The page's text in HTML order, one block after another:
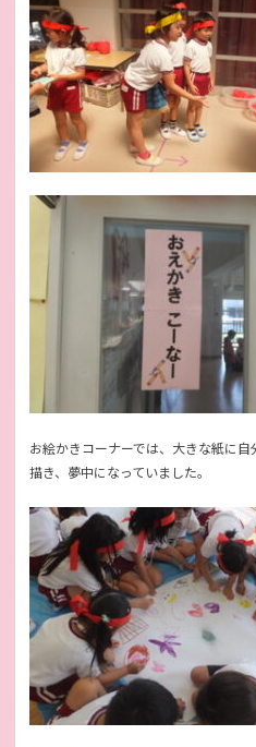
お絵かきコーナーでは、大きな紙に
描き、夢中になっていました。